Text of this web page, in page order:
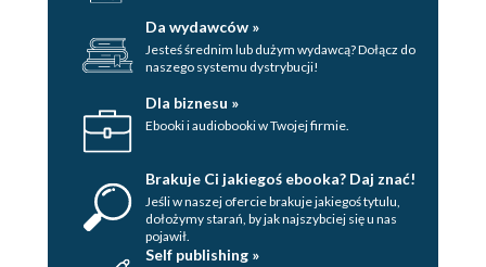
Da wydawców »
Jesteś średnim lub dużym wydawcą? Dołącz do
naszego systemu dystrybucji!
Dla biznesu »
Ebooki i audiobooki w Twojej firmie.
Brakuje Ci jakiegoś ebooka? Daj znać!
Jeśli w naszej ofercie brakuje jakiegoś tytulu,
dołożymy starań, by jak najszybciej się u nas
pojawił.
Self publishing »